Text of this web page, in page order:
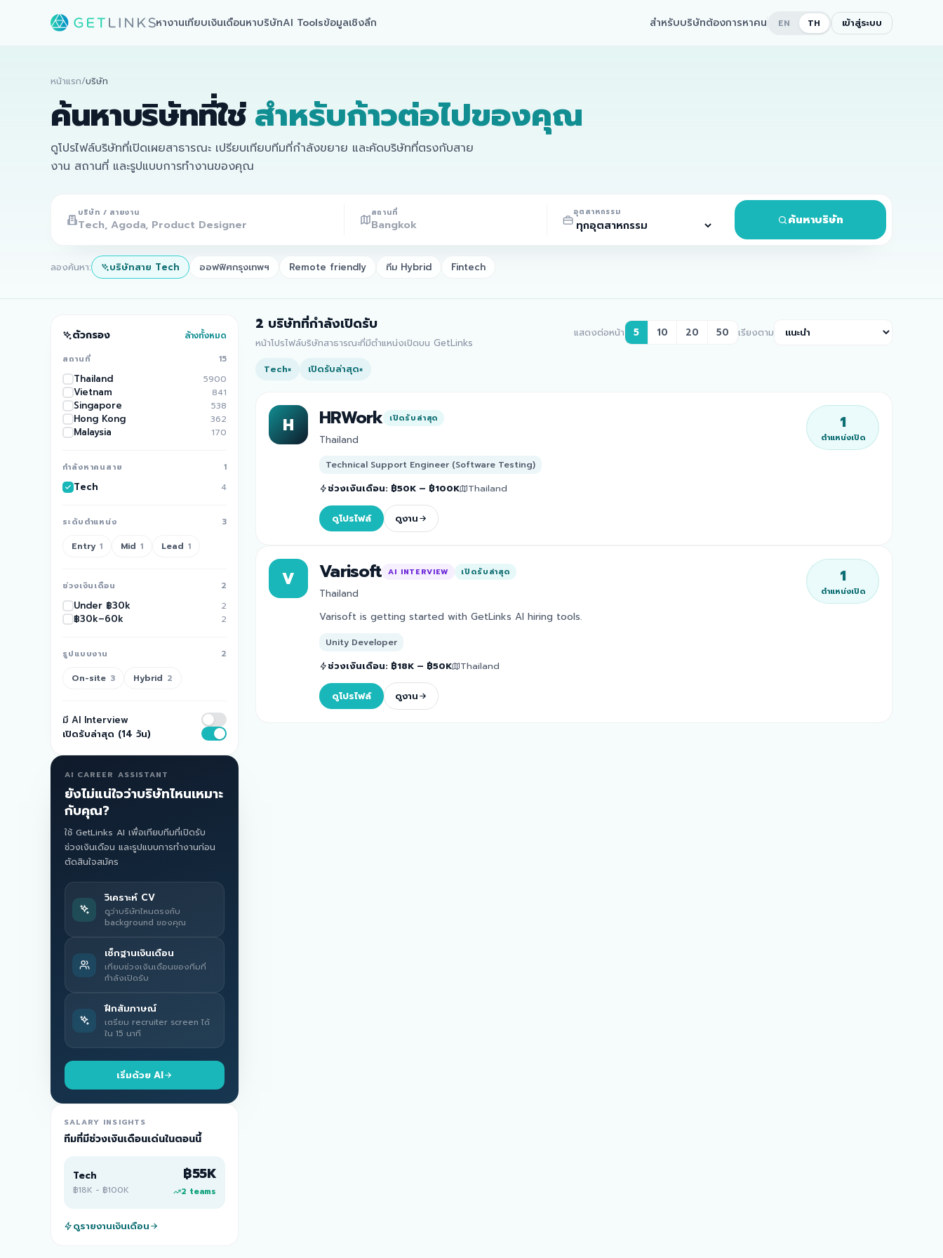
หางานเทียบเงินเดือนหาบริษัทAI Toolsข้อมูลเชิงลึก สำหรับบริษัทต้องการหาคน EN TH เข้าสู่ระบบ
หน้าแรก/บริษัท
ค้นหาบริษัทที่ใช่ สำหรับก้าวต่อไปของคุณ
ดูโปรไฟล์บริษัทที่เปิดเผยสาธารณะ เปรียบเทียบทีมที่กำลังขยาย และคัดบริษัทที่ตรงกับสาย
งาน สถานที่ และรูปแบบการทำงานของคุณ
บริษัท / สายงาน สถานที่ อุตสาหกรรม
ค้นหาบริษัท
ลองค้นหา: บริษัทสาย Tech ออฟฟิศกรุงเทพฯ Remote friendly ทีม Hybrid Fintech
ตัวกรอง ล้างทั้งหมด
สถานที่ 15
Thailand 5900
Vietnam 841
Singapore 538
Hong Kong 362
Malaysia 170
กำลังหาคนสาย 1
Tech 4
ระดับตำแหน่ง 3
Entry 1 Mid 1 Lead 1
ช่วงเงินเดือน 2
Under ฿30k 2
฿30k–60k 2
รูปแบบงาน 2
On-site 3 Hybrid 2
มี AI Interview
เปิดรับล่าสุด (14 วัน)
AI CAREER ASSISTANT
ยังไม่แน่ใจว่าบริษัทไหนเหมาะ
กับคุณ?
ใช้ GetLinks AI เพื่อเทียบทีมที่เปิดรับ
ช่วงเงินเดือน และรูปแบบการทำงานก่อน
ตัดสินใจสมัคร
วิเคราะห์ CV
ดูว่าบริษัทไหนตรงกับ
background ของคุณ
เช็กฐานเงินเดือน
เทียบช่วงเงินเดือนของทีมที่
กำลังเปิดรับ
ฝึกสัมภาษณ์
เตรียม recruiter screen ได้
ใน 15 นาที
เริ่มด้วย AI
SALARY INSIGHTS
ทีมที่มีช่วงเงินเดือนเด่นในตอนนี้
Tech
฿18K - ฿100K
฿55K
2 teams
ดูรายงานเงินเดือน
2 บริษัทที่กำลังเปิดรับ
หน้าโปรไฟล์บริษัทสาธารณะที่มีตำแหน่งเปิดบน GetLinks
แสดงต่อหน้า 5 10 20 50 เรียงตาม
Tech× เปิดรับล่าสุด×
H HRWork เปิดรับล่าสุด
Thailand
1
ตำแหน่งเปิด
Technical Support Engineer (Software Testing)
ช่วงเงินเดือน: ฿50K – ฿100K Thailand
ดูโปรไฟล์ ดูงาน
V Varisoft AI INTERVIEW เปิดรับล่าสุด
Thailand
1
ตำแหน่งเปิด
Varisoft is getting started with GetLinks AI hiring tools.
Unity Developer
ช่วงเงินเดือน: ฿18K – ฿50K Thailand
ดูโปรไฟล์ ดูงาน